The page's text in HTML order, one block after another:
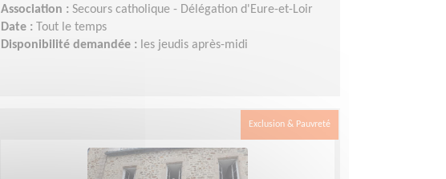
Association : Secours catholique - Délégation d'Eure-et-Loir
Date :
Tout le temps
Disponibilité demandée : les jeudis après-midi
Exclusion & Pauvreté